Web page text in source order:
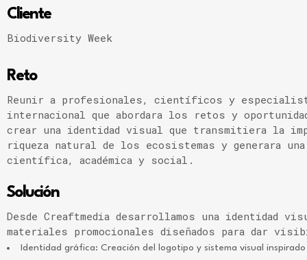
Cliente
Biodiversity Week
Reto
Reunir a profesionales, científicos y
internacional que abordara los retos y
crear una identidad visual que transmitiera la
riqueza natural de los ecosistemas y generara
científica, académica y social.
Solución
Desde Creaftmedia desarrollamos una identidad
materiales promocionales diseñados para dar
Identidad gráfica: Creación del logotipo y sistema visual